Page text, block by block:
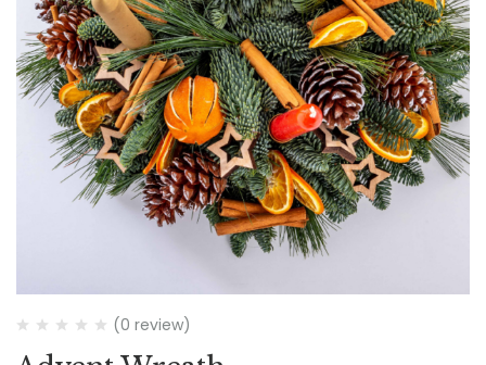
(0 review)